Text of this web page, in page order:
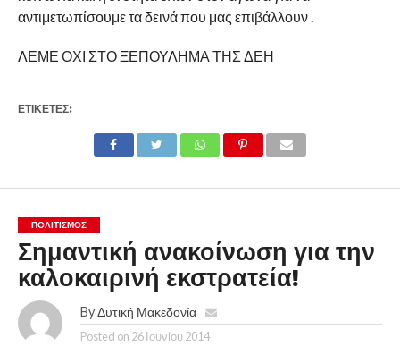
αντιμετωπίσουμε τα δεινά που μας επιβάλλουν .
ΛΕΜΕ ΟΧΙ ΣΤΟ ΞΕΠΟΥΛΗΜΑ ΤΗΣ ΔΕΗ
ΕΤΙΚΕΤΕΣ:
ΠΟΛΙΤΙΣΜΌΣ
Σημαντική ανακοίνωση για την
καλοκαιρινή εκστρατεία!
By Δυτική Μακεδονία
Posted on 26 Ιουνίου 2014